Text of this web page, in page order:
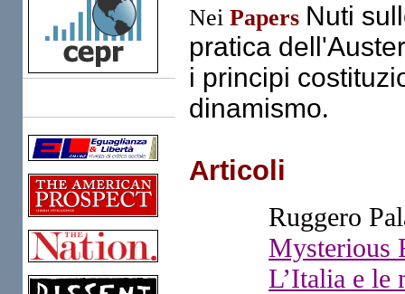
Nei Papers Nuti
pratica
i principi
dinamismo.
Articoli
Ruggero
Mysterious
L’Italia e le